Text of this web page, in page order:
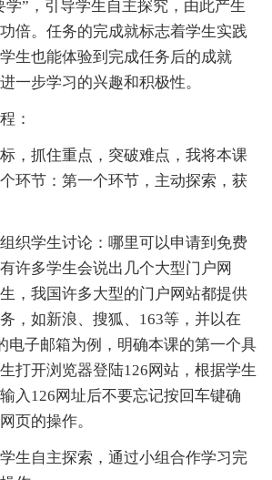
学”，引导学生自主探究，由此产生
倍。任务的完成就标志着学生实践
生也能体验到完成任务后的成就
一步学习的兴趣和积极性。
：
，抓住重点，突破难点，我将本课
环节：第一个环节，主动探索，获
织学生讨论：哪里可以申请到免费
许多学生会说出几个大型门户网
，我国许多大型的门户网站都提供
，如新浪、搜狐、163等，并以在
电子邮箱为例，明确本课的第一个具
打开浏览器登陆126网站，根据学生
入126网址后不要忘记按回车键确
页的操作。
生自主探索，通过小组合作学习完